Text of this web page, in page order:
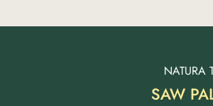
NATURA
SAW